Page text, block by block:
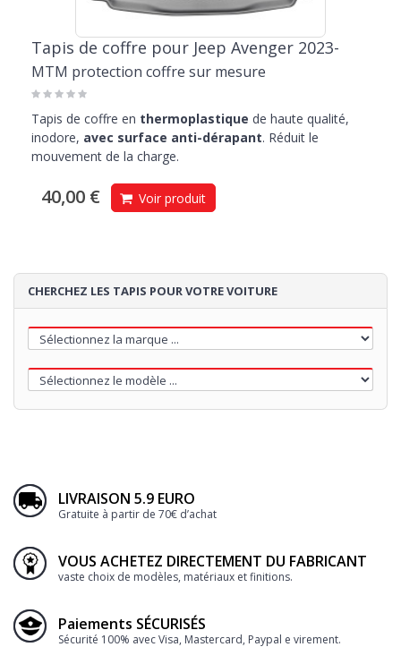
Tapis de coffre pour Jeep Avenger 2023-
MTM protection coffre sur mesure
Tapis de coffre en thermoplastique de haute qualité,
inodore, avec surface anti-dérapant. Réduit le
mouvement de la charge.
40,00 € Voir produit
CHERCHEZ LES TAPIS POUR VOTRE VOITURE
LIVRAISON 5.9 EURO
Gratuite à partir de 70€ d’achat
VOUS ACHETEZ DIRECTEMENT DU FABRICANT
vaste choix de modèles, matériaux et finitions.
Paiements SÉCURISÉS
Sécurité 100% avec Visa, Mastercard, Paypal e virement.